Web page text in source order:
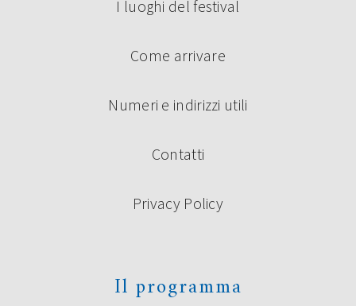
I luoghi del festival
Come arrivare
Numeri e indirizzi utili
Contatti
Privacy Policy
Il programma